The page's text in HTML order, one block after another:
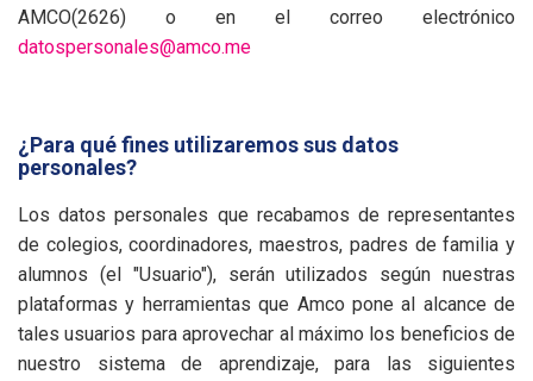
AMCO(2626) o en el correo electrónico
datospersonales@amco.me
¿Para qué fines utilizaremos sus datos
personales?
Los datos personales que recabamos de representantes
de colegios, coordinadores, maestros, padres de familia y
alumnos (el "Usuario"), serán utilizados según nuestras
plataformas y herramientas que Amco pone al alcance de
tales usuarios para aprovechar al máximo los beneficios de
nuestro sistema de aprendizaje, para las siguientes